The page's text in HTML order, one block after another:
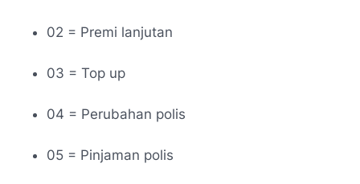
02 = Premi lanjutan
03 = Top up
04 = Perubahan polis
05 = Pinjaman polis